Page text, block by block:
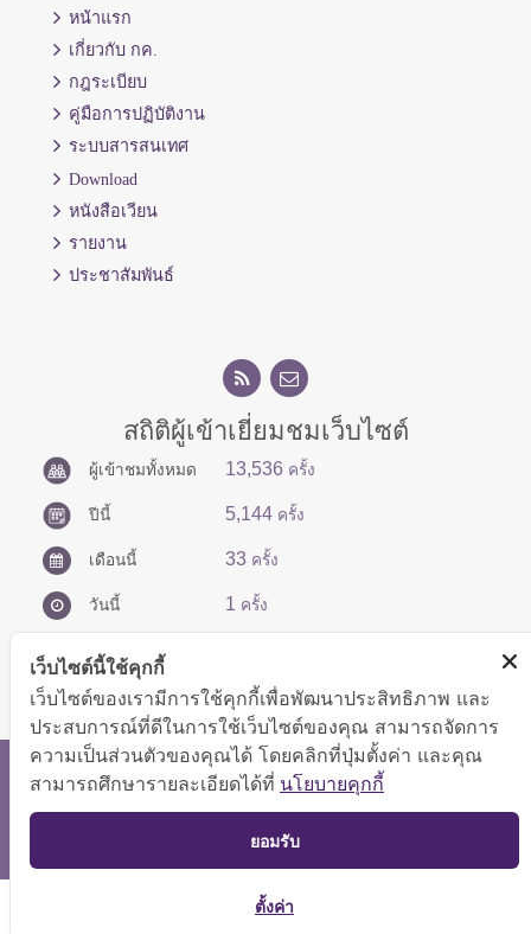
หน้าแรก
เกี่ยวกับ กค.
กฎระเบียบ
คู่มือการปฏิบัติงาน
ระบบสารสนเทศ
Download
หนังสือเวียน
รายงาน
ประชาสัมพันธ์
สถิติผู้เข้าเยี่ยมชมเว็บไซต์
ผู้เข้าชมทั้งหมด 13,536 ครั้ง
ปีนี้ 5,144 ครั้ง
เดือนนี้ 33 ครั้ง
วันนี้ 1 ครั้ง
สงวนลิขสิทธิ์ © 2566 กองบริหารการคลัง
แสดงผลได้ดีที่ขนาดหน้าจอ 1024x768 pixel
แผนผังเว็บไซต์
TOP
เว็บไซต์นี้ใช้คุกกี้
เว็บไซต์ของเรามีการใช้คุกกี้เพื่อพัฒนาประสิทธิภาพ และ
ประสบการณ์ที่ดีในการใช้เว็บไซต์ของคุณ สามารถจัดการ
ความเป็นส่วนตัวของคุณได้ โดยคลิกที่ปุ่มตั้งค่า และคุณ
สามารถศึกษารายละเอียดได้ที่ นโยบายคุกกี้
ยอมรับ
ตั้งค่า